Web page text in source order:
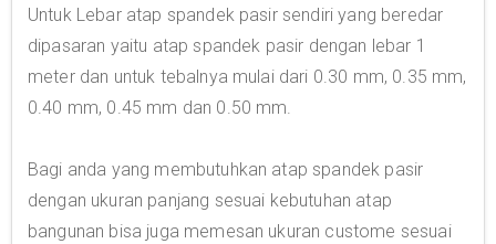
Untuk Lebar atap spandek pasir sendiri yang beredar
dipasaran yaitu atap spandek pasir dengan lebar 1
meter dan untuk tebalnya mulai dari 0.30 mm, 0.35 mm,
0.40 mm, 0.45 mm dan 0.50 mm.
Bagi anda yang membutuhkan atap spandek pasir
dengan ukuran panjang sesuai kebutuhan atap
bangunan bisa juga memesan ukuran custome sesuai